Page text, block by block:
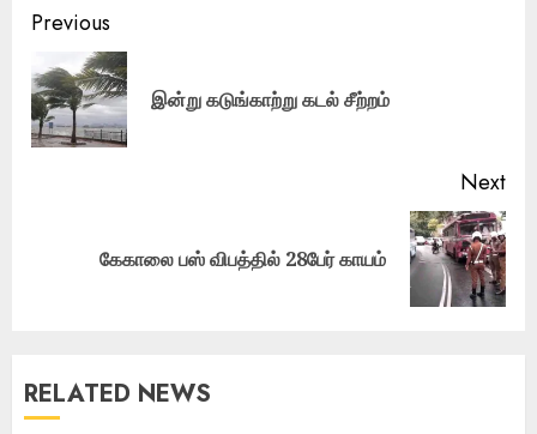
Post
navigation
Previous
இன்று கடுங்காற்று கடல் சீற்றம்
Next
கேகாலை பஸ் விபத்தில் 28பேர் காயம்
RELATED NEWS